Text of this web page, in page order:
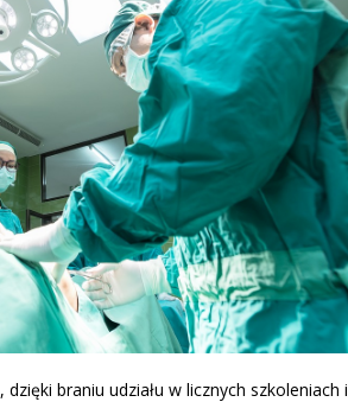
braniu udziału w licznych szkoleniach i